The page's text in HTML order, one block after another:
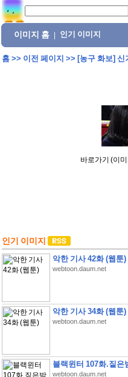
이미지 홈 인기 이미지
홈>> 이전 페이지 >> [농구 화보] 신
바로가기 (이
인기 이미지
악한 기사 42화 (웹툰)
webtoon.daum.net
악한 기사 34화 (웹툰)
webtoon.daum.net
블랙윈터 107화.짙은
webtoon.daum.net